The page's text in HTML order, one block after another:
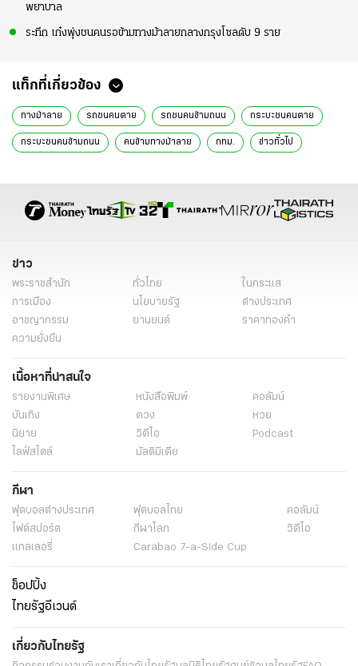
พยาบาล
ระทึก เก๋งพุ่งชนคนรอข้ามทางม้าลายกลางกรุงโซลดับ 9 ราย
แท็กที่เกี่ยวข้อง
ทางม้าลาย รถชนคนตาย รถชนคนข้ามถนน กระบะชนคนตาย
กระบะชนคนข้ามถนน คนข้ามทางม้าลาย กทม. ข่าวทั่วไป
ข่าว
พระราชสำนัก ทั่วไทย
ในกระแส
การเมือง
นโยบายรัฐ
ต่างประเทศ
อาชญากรรม
ยานยนต์
ราคาทองคำ
ความยั่งยืน
เนื้อหาที่น่าสนใจ
รายงานพิเศษ หนังสือพิมพ์
คอลัมน์
บันเทิง
ดวง
หวย
นิยาย
วิดีโอ
Podcast
ไลฟ์สไตล์
มัลติมีเดีย
กีฬา
ฟุตบอลต่่างประเทศ ฟุตบอลไทย
คอลัมน์
ไฟต์สปอร์ต
กีฬาโลก
วิดีโอ
แกลเลอรี่
Carabao 7-a-Side Cup
ช็อปปิ้ง
ไทยรัฐอีเวนต์
เกี่ยวกับไทยรัฐ